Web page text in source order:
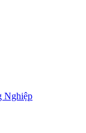
Nghiệp